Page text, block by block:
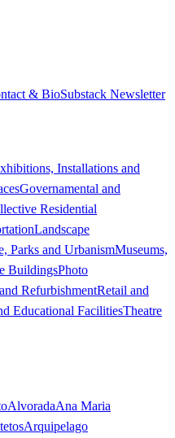
& BioSubstack Newsletter
Installations and
Governamental and
Residential
Landscape
Parks and UrbanismMuseums,
BuildingsPhoto
RefurbishmentRetail and
Educational FacilitiesTheatre
AlvoradaAna Maria
Arquipelago